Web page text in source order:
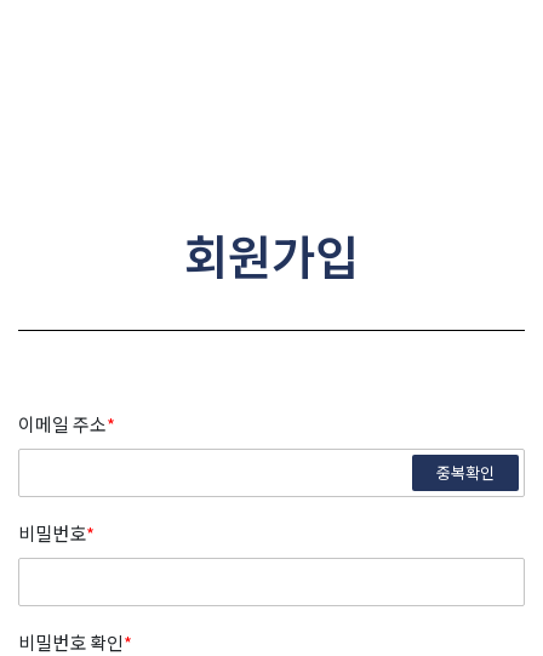
회원가입
이메일 주소*
중복확인
비밀번호*
비밀번호 확인*